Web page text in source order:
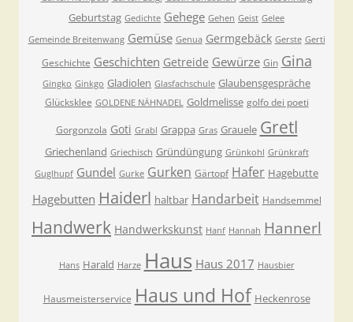
Geburtstag Gedichte Gehege Gehen Geist Gelee
Gemeinde Breitenwang Gemüse Genua Germgebäck Gerste Gerti
Geschichte Geschichten Getreide Gewürze Gin Gina
Gingko Ginkgo Gladiolen Glasfachschule Glaubensgespräche
Glücksklee GOLDENE NÄHNADEL Goldmelisse golfo dei poeti
Gorgonzola Goti Grabl Grappa Gras Grauele Gretl
Griechenland Griechisch Gründüngung Grünkohl Grünkraft
Guglhupf Gundel Gurke Gurken Gärtopf Hafer Hagebutte
Hagebutten Haiderl haltbar Handarbeit Handsemmel
Handwerk Handwerkskunst Hanf Hannah Hannerl
Hans Harald Harze Haus Haus 2017 Hausbier
Hausmeisterservice Haus und Hof Heckenrose